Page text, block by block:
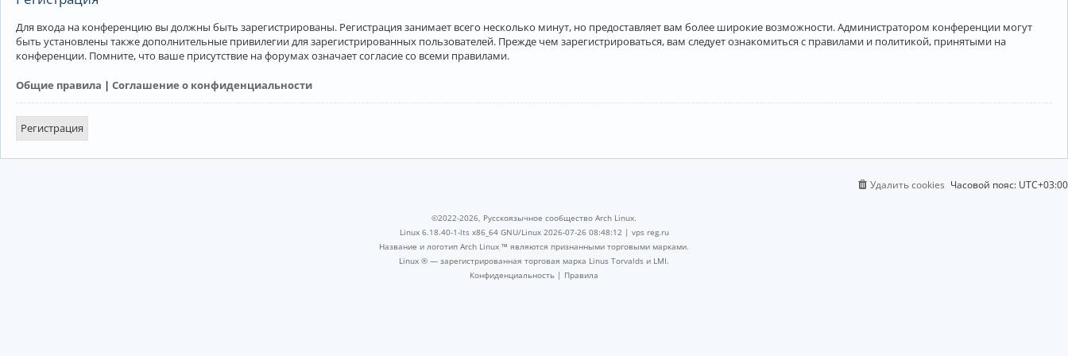
Для входа на конференцию вы должны быть зарегистрированы. Регистрация занимает всего несколько минут, но предоставляет вам более широкие возможности. Администратором конференции могут
быть установлены также дополнительные привилегии для зарегистрированных пользователей. Прежде чем зарегистрироваться, вам следует ознакомиться с правилами и политикой, принятыми на
конференции. Помните, что ваше присутствие на форумах означает согласие со всеми правилами.
Общие правила | Соглашение о конфиденциальности
Регистрация
Часовой пояс: UTC+03:00
Удалить cookies
©2022-2026, Русскоязычное сообщество Arch Linux.
Linux 6.18.40-1-lts x86_64 GNU/Linux 2026-07-26 08:48:12 | vps reg.ru
Название и логотип Arch Linux ™ являются признанными торговыми марками.
Linux ® — зарегистрированная торговая марка Linus Torvalds и LMI.
Конфиденциальность | Правила